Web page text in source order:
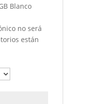
Blanco
no será
están